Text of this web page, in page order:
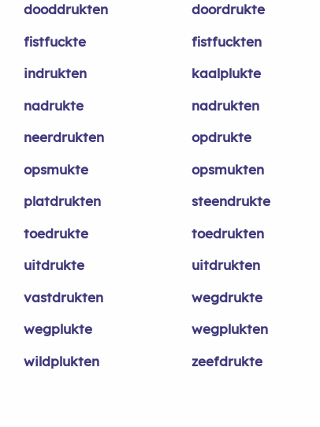
dooddrukten
doordrukte
fistfuckte
fistfuckten
indrukten
kaalplukte
nadrukte
nadrukten
neerdrukten
opdrukte
opsmukte
opsmukten
platdrukten
steendrukte
toedrukte
toedrukten
uitdrukte
uitdrukten
vastdrukten
wegdrukte
wegplukte
wegplukten
wildplukten
zeefdrukte